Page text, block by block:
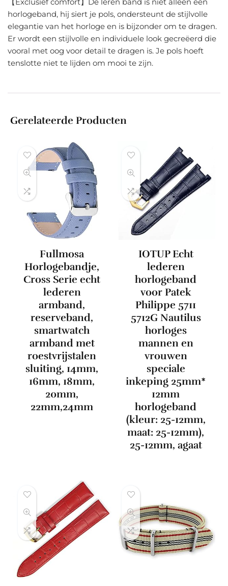
horlogeband, hij siert je pols, ondersteunt de stijlvolle
elegantie van het horloge en is bijzonder om te dragen.
Er wordt een stijlvolle en individuele look gecreëerd die
vooral met oog voor detail te dragen is. Je pols hoeft
tenslotte niet te lijden om mooi te zijn.
Gerelateerde Producten
Fullmosa
Horlogebandje,
Cross Serie echt
lederen
armband,
reserveband,
smartwatch
armband met
roestvrijstalen
sluiting, 14mm,
16mm, 18mm,
20mm,
22mm,24mm
IOTUP Echt
lederen
horlogeband
voor Patek
Philippe 5711
5712G Nautilus
horloges
mannen en
vrouwen
speciale
inkeping 25mm*
12mm
horlogeband
(kleur: 25-12mm,
maat: 25-12mm),
25-12mm, agaat